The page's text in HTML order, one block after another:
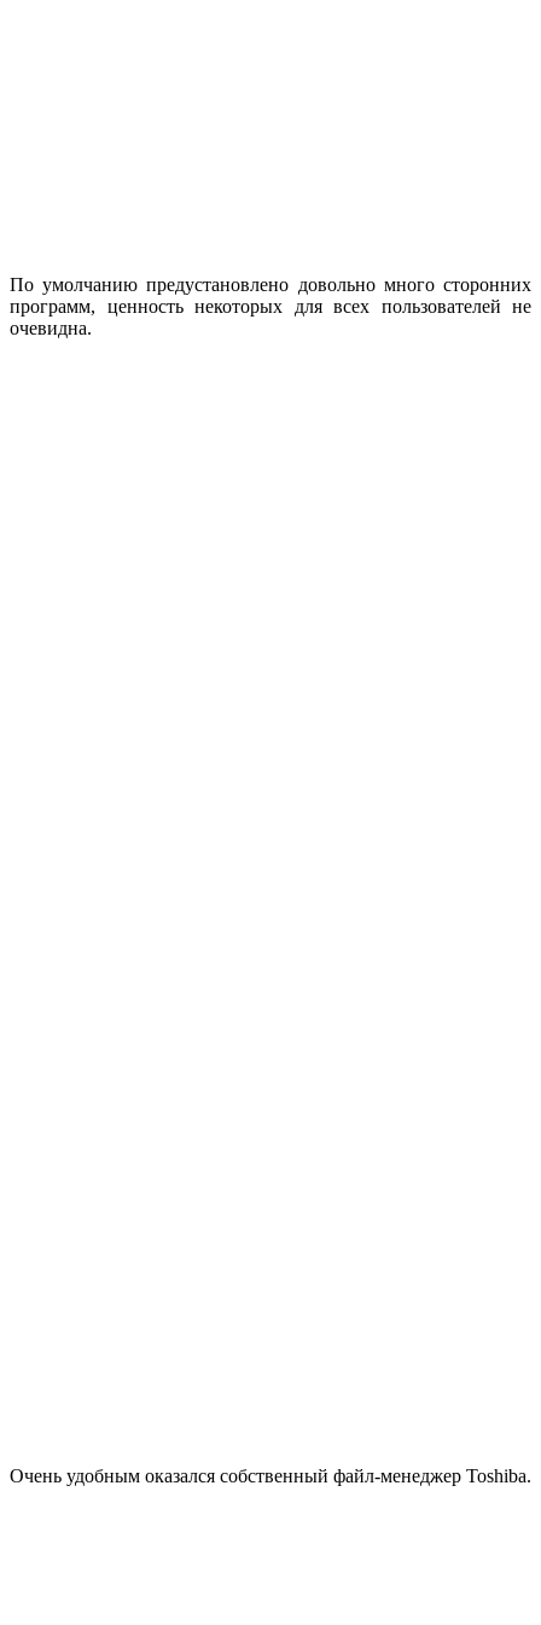
По умолчанию предустановлено довольно много сторонних
программ, ценность некоторых для всех пользователей не
очевидна.
Очень удобным оказался собственный файл-менеджер Toshiba.